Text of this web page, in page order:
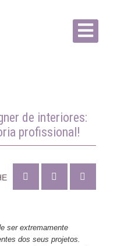
de interiores:
profissional!
ser extremamente
dos seus projetos.